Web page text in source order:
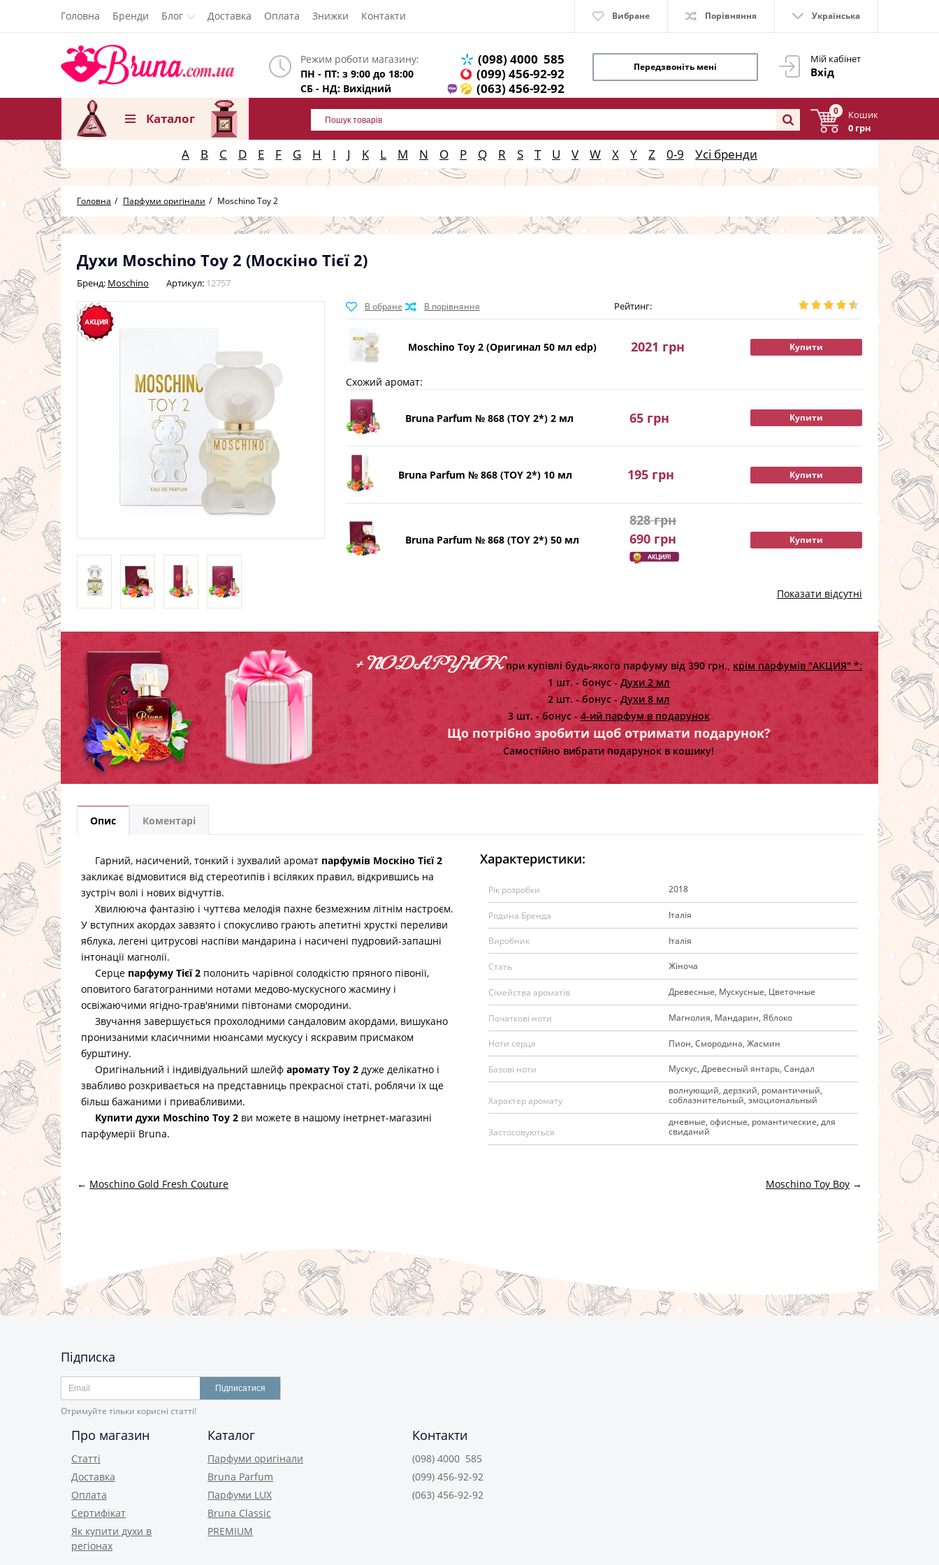
Головна Бренди Блог Доставка Оплата Знижки Контакти Вибране Порівняння Українська
Мій кабінет
Вхід
Режим роботи магазину:
ПН - ПТ: з 9:00 до 18:00
СБ - НД: Вихідний
(098) 4000 585
(099) 456-92-92
(063) 456-92-92
Передзвоніть мені
0
Кошик
0 грн
Каталог
A B C D E F G H I J K L M N O P Q R S T U V W X Y Z 0-9 Усі бренди
Головна Парфуми оригінали Moschino Toy 2
Духи Moschino Toy 2 (Москіно Тієї 2)
Бренд: Moschino Артикул: 12757
Рейтинг:
Moschino Toy 2 (Оригинал 50 мл edp) 2021 грн Купити
Схожий аромат:
Bruna Parfum № 868 (TOY 2*) 2 мл 65 грн Купити
Bruna Parfum № 868 (TOY 2*) 10 мл 195 грн Купити
Bruna Parfum № 868 (TOY 2*) 50 мл
828 грн
690 грн Купити
Показати відсутні
+ ПОДАРУНОКпри купівлі будь-якого парфуму від 390 грн., крім парфумів "АКЦИЯ" *:
1 шт. - бонус - Духи 2 мл
2 шт. - бонус - Духи 8 мл
3 шт. - бонус - 4-ий парфум в подарунок
Що потрібно зробити щоб отримати подарунок?
Самостійно вибрати подарунок в кошику!
Опис Коментарі
Гарний, насичений, тонкий і зухвалий аромат парфумів Москіно Тієї 2
закликає відмовитися від стереотипів і всіляких правил, відкрившись на
зустріч волі і нових відчуттів.
Хвилююча фантазію і чуттєва мелодія пахне безмежним літнім настроєм.
У вступних акордах завзято і спокусливо грають апетитні хрусткі переливи
яблука, легені цитрусові наспіви мандарина і насичені пудровий-запашні
інтонації магнолії.
Серце парфуму Тієї 2 полонить чарівної солодкістю пряного півонії,
оповитого багатогранними нотами медово-мускусного жасмину і
освіжаючими ягідно-трав'яними півтонами смородини.
Звучання завершується прохолодними сандаловим акордами, вишукано
пронизаними класичними нюансами мускусу і яскравим присмаком
бурштину.
Оригінальний і індивідуальний шлейф аромату Toy 2 дуже делікатно і
звабливо розкривається на представниць прекрасної статі, роблячи їх ще
більш бажаними і привабливими.
Купити духи Moschino Toy 2 ви можете в нашому інетрнет-магазині
парфумерії Bruna.
Характеристики:
Рік розробки 2018
Родина Бренда Італія
Виробник Італія
Стать Жіноча
Сімейства ароматів Древесные, Мускусные, Цветочные
Початкові ноти Магнолия, Мандарин, Яблоко
Ноти серця Пион, Смородина, Жасмин
Базові ноти Мускус, Древесный янтарь, Сандал
Характер аромату
волнующий, дерзкий, романтичный,
соблазнительный, эмоциональный
Застосовуються
дневные, офисные, романтические, для
свиданий
← Moschino Gold Fresh Couture Moschino Toy Boy →
Підписка
Підписатися
Отримуйте тільки корисні статті!
Про магазин
Статті
Доставка
Оплата
Сертифікат
Як купити духи в
регіонах
Каталог
Парфуми оригінали
Bruna Parfum
Парфуми LUX
Bruna Classic
PREMIUM
Контакти
(098) 4000 585
(099) 456-92-92
(063) 456-92-92